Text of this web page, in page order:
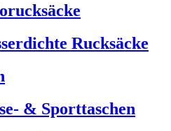
Rucksäcke
& Sporttaschen